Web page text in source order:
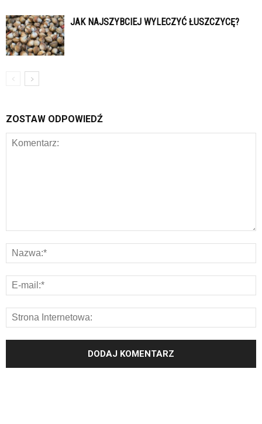
JAK NAJSZYBCIEJ WYLECZYĆ ŁUSZCZYCĘ?
ZOSTAW ODPOWIEDŹ